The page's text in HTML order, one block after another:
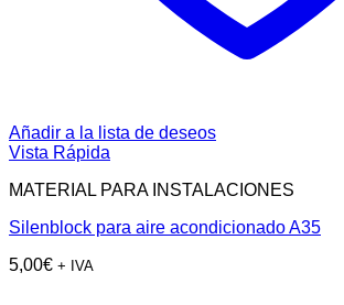
Añadir a la lista de deseos
Vista Rápida
MATERIAL PARA INSTALACIONES
Silenblock para aire acondicionado A35
5,00€ + IVA